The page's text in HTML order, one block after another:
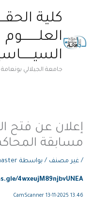
كلية
العلــــــــوم
جامعة الجيلالي
إعلان عن فتح
مسابقة
/غير مصنف / بواسطة
4wxeujM89njbvUNEA
CamScanner 13-11-2025 13.46